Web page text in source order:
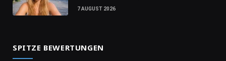
7 AUGUST 2026
SPITZE BEWERTUNGEN